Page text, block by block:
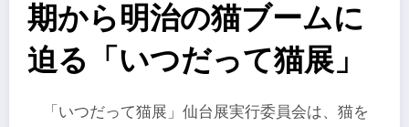
期から明治の猫ブームに
迫る「いつだって猫展」
「いつだって猫展」仙台展実行委員会は、猫を